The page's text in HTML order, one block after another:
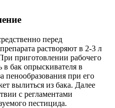
перед
растворяют в 2-3 л
приготовлении рабочего
в бак опрыскивателя в
пенообразования при его
вылиться из бака. Далее
с регламентами
пестицида.